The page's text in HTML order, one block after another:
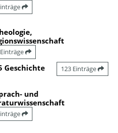
Geschichte 123 Einträge
und